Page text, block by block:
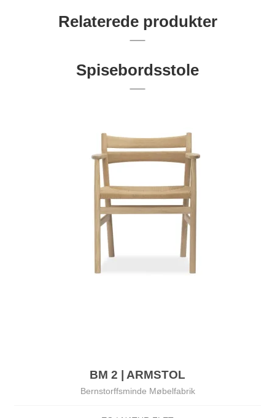
Relaterede produkter
Spisebordsstole
BM 2 | ARMSTOL
Bernstorffsminde Møbelfabrik